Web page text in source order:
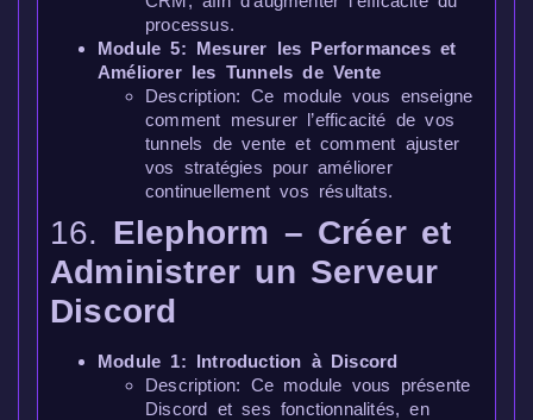
processus.
Module 5: Mesurer les Performances et
Améliorer les Tunnels de Vente
Description: Ce module vous enseigne
comment mesurer l’efficacité de vos
tunnels de vente et comment ajuster
vos stratégies pour améliorer
continuellement vos résultats.
16. Elephorm – Créer et
Administrer un Serveur
Discord
Module 1: Introduction à Discord
Description: Ce module vous présente
Discord et ses fonctionnalités, en